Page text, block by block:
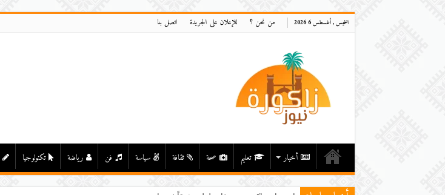
الخميس , أغسطس 6 2026 من نحن ؟ للإعلان على الجريدة اتصل بنا
أخبار تعليم صحة ثقافة سياسة فن رياضة تكنولوجيا